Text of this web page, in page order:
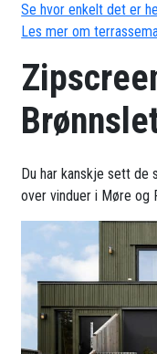
Se hvor enkelt det er
Les mer om
Du har kanskje sett de
over vinduer i Møre og